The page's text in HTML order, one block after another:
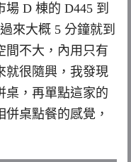
D 棟的 D445 到
來大概 5 分鐘就到
間不大，內用只有
就很隨興，我發現
桌，再單點這家的
桌點餐的感覺，